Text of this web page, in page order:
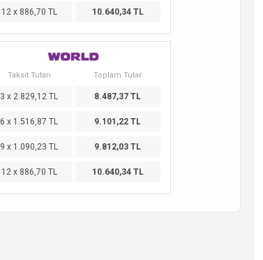
12 x 886,70 TL 10.640,34 TL
Taksit Tutarı Toplam Tutar
3 x 2.829,12 TL 8.487,37 TL
6 x 1.516,87 TL 9.101,22 TL
9 x 1.090,23 TL 9.812,03 TL
12 x 886,70 TL 10.640,34 TL